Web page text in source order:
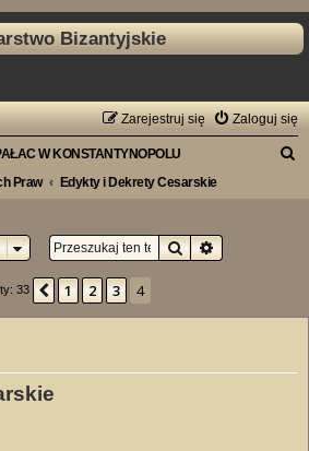
Bizantyjskie
Zaloguj się
Zarejestruj się
W KONSTANTYNOPOLU
Praw
Edykty i Dekrety Cesarskie
Szukaj
33 Poprzednia
1 2 3 4